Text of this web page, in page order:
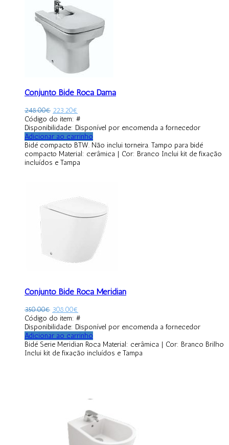
Conjunto Bidé Roca Dama
248.00€ 223.20€
Código do item: #
Disponibilidade: Disponível por encomenda a fornecedor
Adicionar ao carrinho
Bidé compacto BTW. Não inclui torneira. Tampo para bidé
compacto Material: cerâmica | Cor: Branco Inclui kit de fixação
incluídos e Tampa
Conjunto Bidé Roca Meridian
350.00€ 308.00€
Código do item: #
Disponibilidade: Disponível por encomenda a fornecedor
Adicionar ao carrinho
Bidé Serie Meridian Roca Material: cerâmica | Cor: Branco Brilho
Inclui kit de fixação incluídos e Tampa